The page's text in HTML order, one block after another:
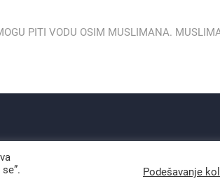
PITI VODU OSIM MUSLIMANA.
Podešavanje